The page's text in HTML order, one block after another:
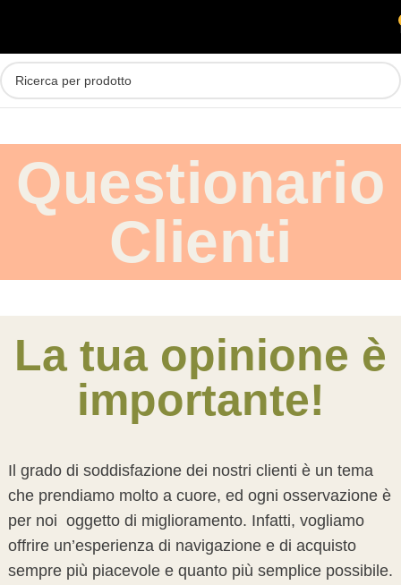
Questionario
Clienti
La tua opinione è
importante!
Il grado di soddisfazione dei nostri clienti è un tema
che prendiamo molto a cuore, ed ogni osservazione è
per noi oggetto di miglioramento. Infatti, vogliamo
offrire un’esperienza di navigazione e di acquisto
sempre più piacevole e quanto più semplice possibile.